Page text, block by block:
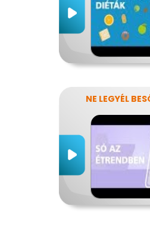
NE LEGYÉL